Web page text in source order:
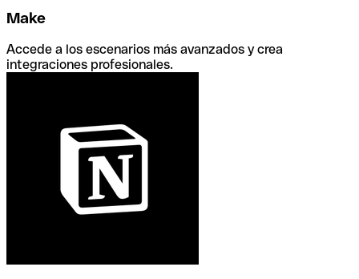
Make
Accede a los escenarios más avanzados y crea
integraciones profesionales.